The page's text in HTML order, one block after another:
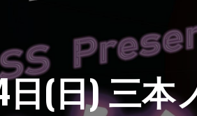
日(日) 三本